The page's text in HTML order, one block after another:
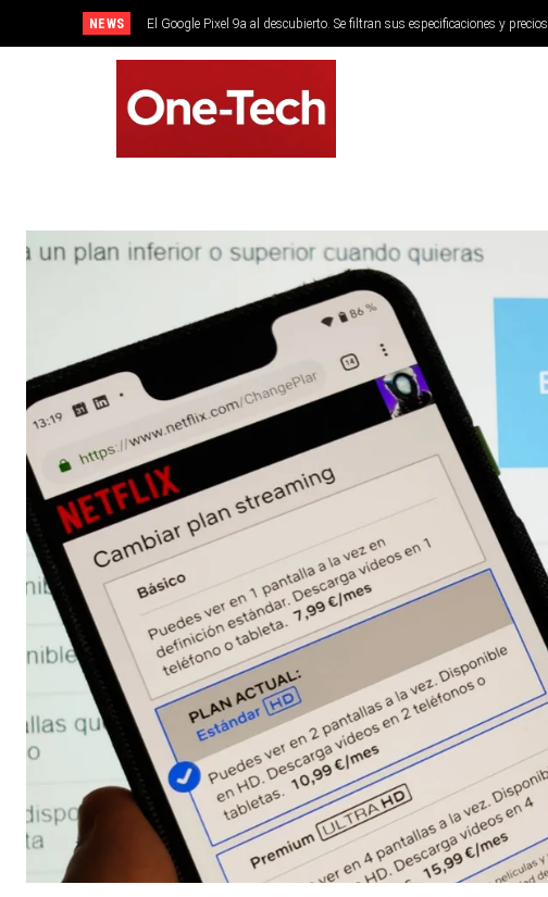
NEWS El Google Pixel 9a al descubierto. Se filtran sus especificaciones y precios